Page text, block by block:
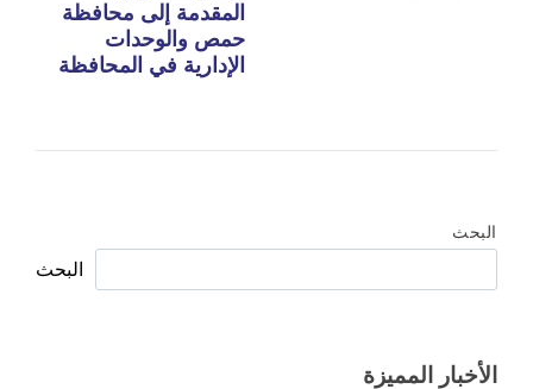
المقدمة إلى محافظة
حمص والوحدات
الإدارية في المحافظة
البحث
البحث
الأخبار المميزة